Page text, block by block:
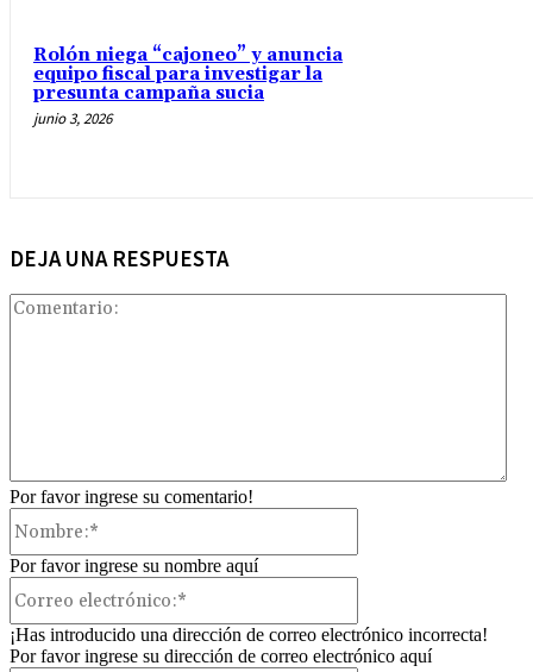
Rolón niega “cajoneo” y anuncia
equipo fiscal para investigar la
presunta campaña sucia
junio 3, 2026
DEJA UNA RESPUESTA
Por favor ingrese su comentario!
Por favor ingrese su nombre aquí
¡Has introducido una dirección de correo electrónico incorrecta!
Por favor ingrese su dirección de correo electrónico aquí